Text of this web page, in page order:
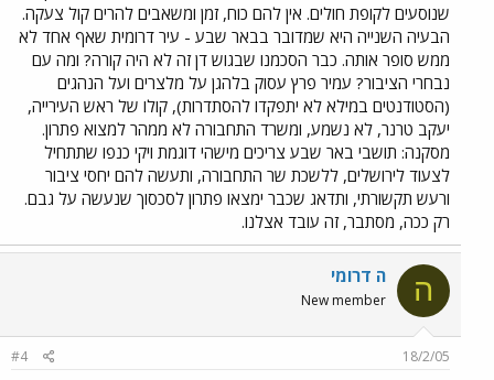
שנוסעים לקופת חולים. אין להם כוח, זמן ומשאבים להרים קול צעקה.
הבעיה השנייה היא שמדובר בבאר שבע - עיר דרומית שאף אחד לא
ממש סופר אותה. כבר הסכמנו שבגוש דן זה לא היה קורה? ומה עם
נבחרי הציבור? עמיר פרץ עסוק בלהגן על מלצרים ועל הנהגים
(הסטודנטים במילא לא יתפקדו להסתדרות), קולו של ראש העירייה,
יעקב טרנר, לא נשמע, ומשרד התחבורה לא ממהר למצוא פתרון.
מסקנה: תושבי באר שבע צריכים מישהי דוגמת ויקי כנפו שתתחיל
לצעוד לירושלים, ללשכת שר התחבורה, ותעשה להם יחסי ציבור
ורעש תקשורתי, ותדאג שכבר ימצאו פתרון לסכסוך שנעשה על גבם.
רק ככה, מסתבר, זה עובד אצלנו.
ה ה דרומי
New member
18/2/05
#4